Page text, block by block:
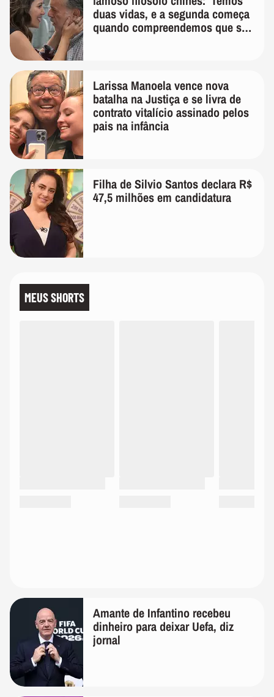
duas vidas, e a segunda começa
quando compreendemos que só
Larissa Manoela vence nova
batalha na Justiça e se livra de
contrato vitalício assinado pelos
pais na infância
Filha de Silvio Santos declara R$
47,5 milhões em candidatura
MEUS SHORTS
Amante de Infantino recebeu
dinheiro para deixar Uefa, diz
jornal